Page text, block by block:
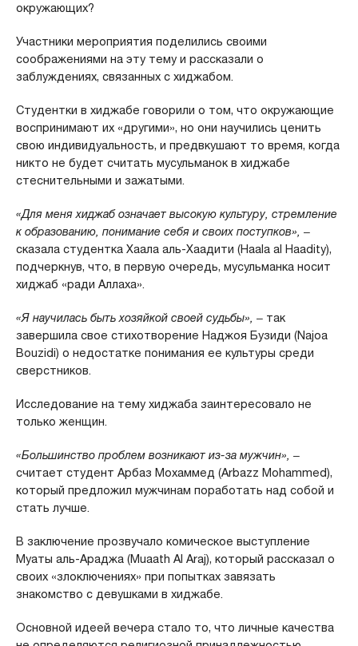
окружающих?
Участники мероприятия поделились своими
соображениями на эту тему и рассказали о
заблуждениях, связанных с хиджабом.
Студентки в хиджабе говорили о том, что окружающие
воспринимают их «другими», но они научились ценить
свою индивидуальность, и предвкушают то время, когда
никто не будет считать мусульманок в хиджабе
стеснительными и зажатыми.
«Для меня хиджаб означает высокую культуру, стремление
к образованию, понимание себя и своих поступков», ‒
сказала студентка Хаала аль-Хаадити (Haala al Haadity),
подчеркнув, что, в первую очередь, мусульманка носит
хиджаб «ради Аллаха».
«Я научилась быть хозяйкой своей судьбы», ‒ так
завершила свое стихотворение Наджоя Бузиди (Najoa
Bouzidi) о недостатке понимания ее культуры среди
сверстников.
Исследование на тему хиджаба заинтересовало не
только женщин.
«Большинство проблем возникают из-за мужчин», ‒
считает студент Арбаз Мохаммед (Arbazz Mohammed),
который предложил мужчинам поработать над собой и
стать лучше.
В заключение прозвучало комическое выступление
Муаты аль-Араджа (Muaath Al Araj), который рассказал о
своих «злоключениях» при попытках завязать
знакомство с девушками в хиджабе.
Основной идеей вечера стало то, что личные качества